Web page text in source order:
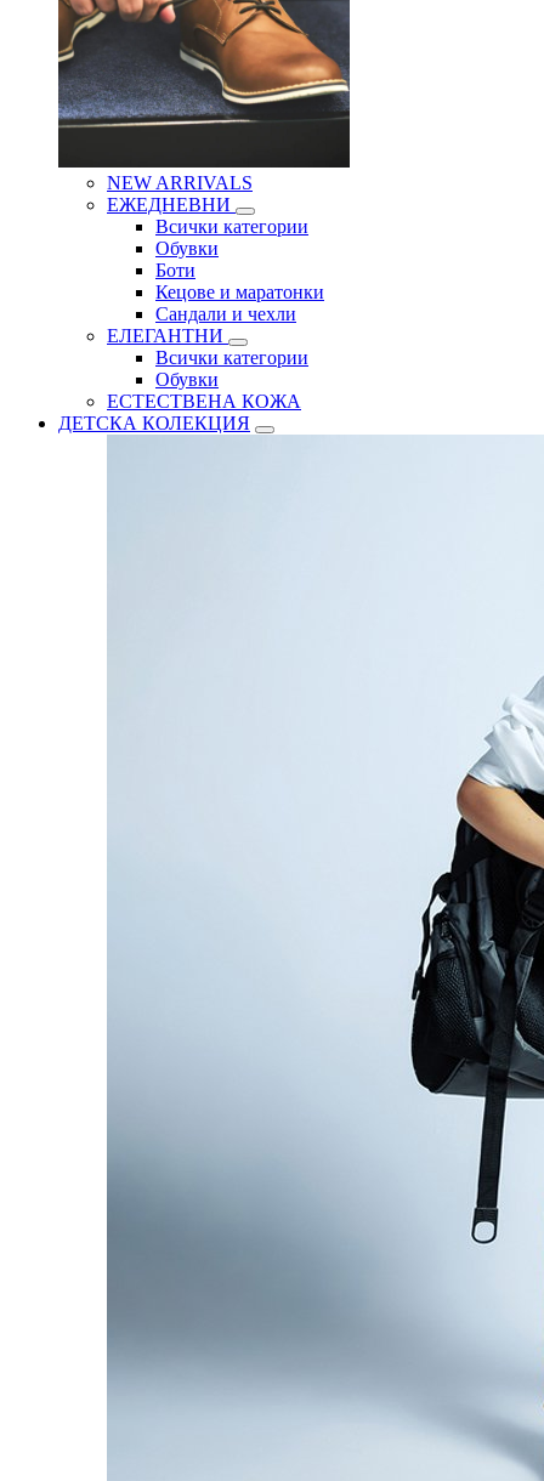
NEW ARRIVALS
ЕЖЕДНЕВНИ
Всички категории
Обувки
Боти
Кецове и маратонки
Сандали и чехли
ЕЛЕГАНТНИ
Всички категории
Обувки
ЕСТЕСТВЕНА КОЖА
ДЕТСКА КОЛЕКЦИЯ